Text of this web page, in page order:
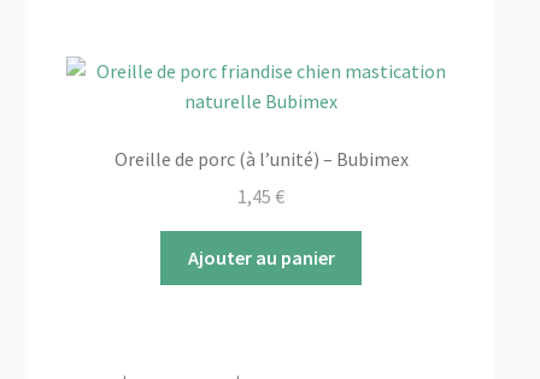
Les
être
Oreille de porc (à l’unité) – Bubimex
1,45 €
Ajouter au panier